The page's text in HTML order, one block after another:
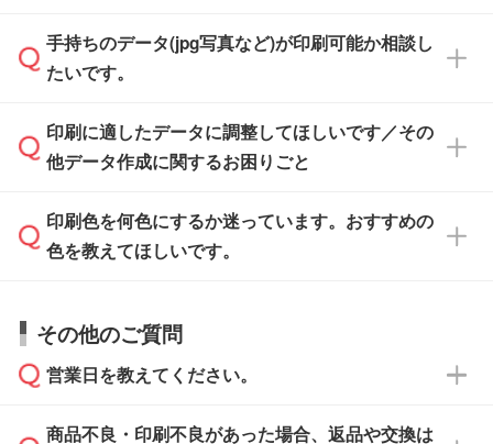
せいただければ、弊社にて無料でデザインデー
タを1点作成いたします。
積・ご注文フォームにアップロードしてご入稿
ください。
ご入稿後は経験豊富なスタッフがデータに不備
がないかチェックし、お客様と確認してから印
刷に進みますので、ご安心ください。
一部商品は入稿用テンプレートのご用意があり
ます。各商品ページの『印刷方法・テンプレー
入稿用のテンプレートはPDF形式ですが、
IllustratorやPhotoshopで開いてご利用いただけ
方」をご確認ください。
手持ちのデータ(jpg写真など)が印刷可能か相談し
たいです。
印刷に適したデータ・解像度かどうか、担当ス
タッフが事前に確認いたします。
ムへ添付いただくか、担当スタッフ宛にメール
でお送りください。
い合わせください。
なお、印刷用データの作り方に関する詳細は、
印刷に適したデータに調整してほしいです／その
他データ作成に関するお困りごと
データ作成でお困りの際には、担当スタッフが
サポートいたしますのでお気軽にご相談くださ
から添付してお送りください。
・解像度の低いデータをトレース/調整してほ
しい
印刷色を何色にするか迷っています。おすすめの
色を教えてほしいです。
お見積・ご注文・
相談いただきますと、担当スタッフがお客様の
ご希望や商品の本体色を確認し、印刷色をご提
本体色がブラック、ネイビーなど濃色の場合は
その他のご質問
営業日を教えてください。
商品不良・印刷不良があった場合、返品や交換は